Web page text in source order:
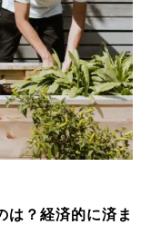
は？経済的に済ま